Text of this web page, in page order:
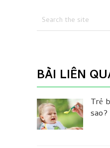
BÀI LIÊN
Trẻ